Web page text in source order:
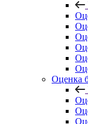
Оценка